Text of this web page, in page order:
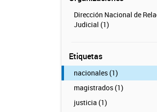
Dirección Nacional de
Judicial (1)
Etiquetas
nacionales (1)
magistrados (1)
justicia (1)